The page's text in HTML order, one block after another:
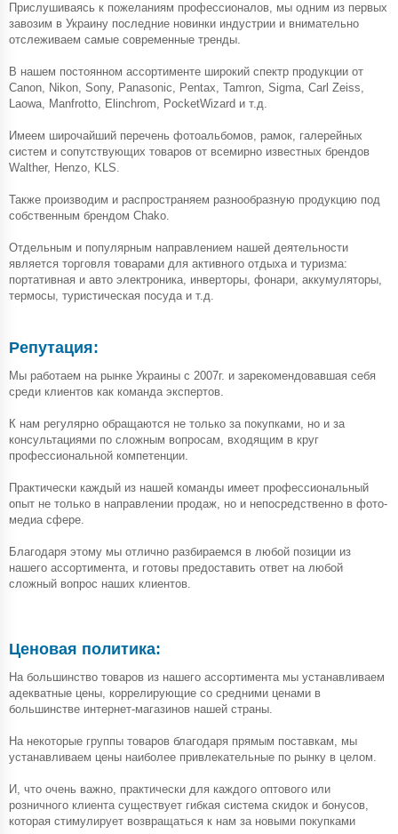
Прислушиваясь к пожеланиям профессионалов, мы одним из первых
завозим в Украину последние новинки индустрии и внимательно
отслеживаем самые современные тренды.
В нашем постоянном ассортименте широкий спектр продукции от
Canon, Nikon, Sony, Panasonic, Pentax, Tamron, Sigma, Carl Zeiss,
Laowa, Manfrotto, Elinchrom, PocketWizard и т.д.
Имеем широчайший перечень фотоальбомов, рамок, галерейных
систем и сопутствующих товаров от всемирно известных брендов
Walther, Henzo, KLS.
Также производим и распространяем разнообразную продукцию под
собственным брендом Chako.
Отдельным и популярным направлением нашей деятельности
является торговля товарами для активного отдыха и туризма:
портативная и авто электроника, инверторы, фонари, аккумуляторы,
термосы, туристическая посуда и т.д.
Репутация:
Мы работаем на рынке Украины с 2007г. и зарекомендовавшая себя
среди клиентов как команда экспертов.
К нам регулярно обращаются не только за покупками, но и за
консультациями по сложным вопросам, входящим в круг
профессиональной компетенции.
Практически каждый из нашей команды имеет профессиональный
опыт не только в направлении продаж, но и непосредственно в фото-
медиа сфере.
Благодаря этому мы отлично разбираемся в любой позиции из
нашего ассортимента, и готовы предоставить ответ на любой
сложный вопрос наших клиентов.
Ценовая политика:
На большинство товаров из нашего ассортимента мы устанавливаем
адекватные цены, коррелирующие со средними ценами в
большинстве интернет-магазинов нашей страны.
На некоторые группы товаров благодаря прямым поставкам, мы
устанавливаем цены наиболее привлекательные по рынку в целом.
И, что очень важно, практически для каждого оптового или
розничного клиента существует гибкая система скидок и бонусов,
которая стимулирует возвращаться к нам за новыми покупками